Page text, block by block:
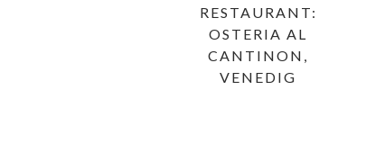
RESTAURANT:
OSTERIA AL
CANTINON,
VENEDIG